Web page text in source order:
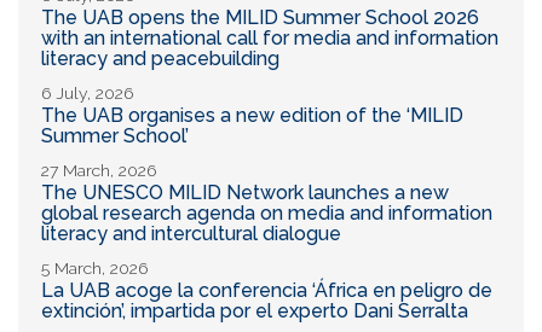
The UAB opens the MILID Summer School 2026
with an international call for media and information
literacy and peacebuilding
6 July, 2026
The UAB organises a new edition of the ‘MILID
Summer School’
27 March, 2026
The UNESCO MILID Network launches a new
global research agenda on media and information
literacy and intercultural dialogue
5 March, 2026
La UAB acoge la conferencia ‘África en peligro de
extinción’, impartida por el experto Dani Serralta